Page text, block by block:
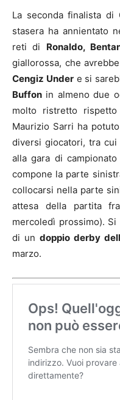
La seconda finalista di
stasera ha annientato
reti di Ronaldo,
giallorossa, che
Cengiz Undere si
Buffon in almeno due
molto ristretto
Maurizio Sarri ha
diversi giocatori, tra cui
alla gara di
compone la parte
collocarsi nella parte
attesa della partita
mercoledì prossimo).
di un doppio derby
marzo.